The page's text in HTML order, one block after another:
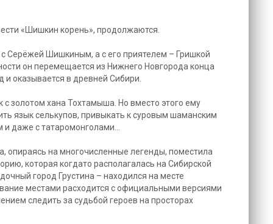
«Шишкин корень», продолжаются.
с Серёжей Шишкиным, а с его приятелем – Гришкой
он перемещается из Нижнего Новгорода конца
и оказывается в древней Сибири.
с золотом хана Тохтамыша. Но вместо этого ему
язык селькупов, привыкать к суровым шаманским
даже с татаромонголами…
опираясь на многочисленные легенды, поместила
которая когдато располагалась на Сибирской
город Грустина – находился на месте
местами расходится с официальными версиями
следить за судьбой героев на просторах